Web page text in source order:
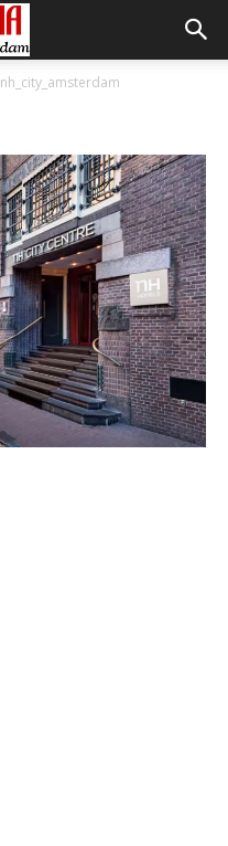
nh_city_amsterdam